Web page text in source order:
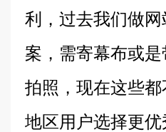
利，过去我们做
案，需寄幕布或
拍照，现在这些
地区用户选择更